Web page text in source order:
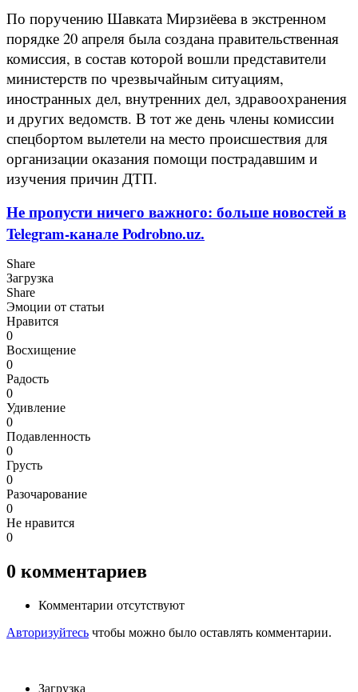
По поручению Шавката Мирзиёева в экстренном
порядке 20 апреля была создана правительственная
комиссия, в состав которой вошли представители
министерств по чрезвычайным ситуациям,
иностранных дел, внутренних дел, здравоохранения
и других ведомств. В тот же день члены комиссии
спецбортом вылетели на место происшествия для
организации оказания помощи пострадавшим и
изучения причин ДТП.
Не пропусти ничего важного: больше новостей в
Telegram-канале Podrobno.uz.
Share
Загрузка
Share
Эмоции от статьи
Нравится
0
Восхищение
0
Радость
0
Удивление
0
Подавленность
0
Грусть
0
Разочарование
0
Не нравится
0
0 комментариев
Комментарии отсутствуют
Авторизуйтесь чтобы можно было оставлять комментарии.
Загрузка